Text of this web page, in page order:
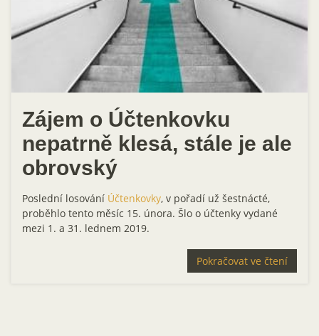
Zájem o Účtenkovku
nepatrně klesá, stále je ale
obrovský
Poslední losování Účtenkovky, v pořadí už šestnácté,
proběhlo tento měsíc 15. února. Šlo o účtenky vydané
mezi 1. a 31. lednem 2019.
Pokračovat ve čtení